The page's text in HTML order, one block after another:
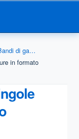
Bandi di gara e contratti
in formato